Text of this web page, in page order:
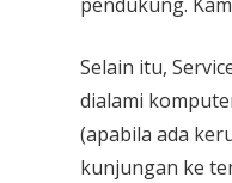
Selain itu,
dialami
(apabila ada
kunjungan ke